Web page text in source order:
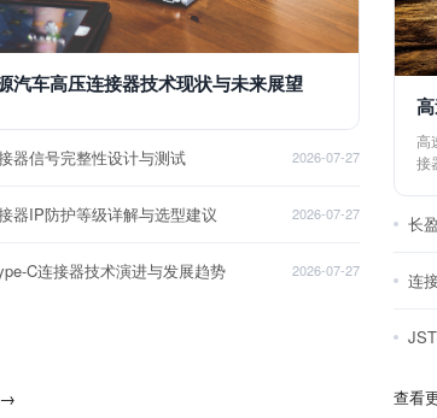
汽车高压连接器技术现状与未来展望
器信号完整性设计与测试 2026-07-27
器IP防护等级详解与选型建议 2026-07-27
C连接器技术演进与发展趋势 2026-07-27
→
高
接
长
查看